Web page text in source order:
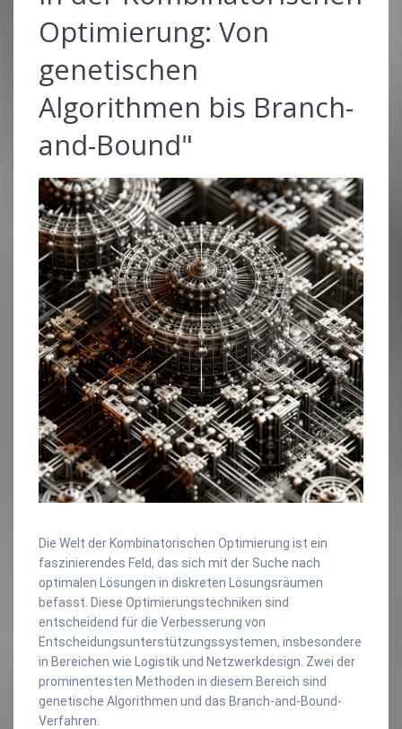
Optimierung: Von
genetischen
Algorithmen bis Branch-
and-Bound"
Die Welt der Kombinatorischen Optimierung ist ein
faszinierendes Feld, das sich mit der Suche nach
optimalen Lösungen in diskreten Lösungsräumen
befasst. Diese Optimierungstechniken sind
entscheidend für die Verbesserung von
Entscheidungsunterstützungssystemen, insbesondere
in Bereichen wie Logistik und Netzwerkdesign. Zwei der
prominentesten Methoden in diesem Bereich sind
genetische Algorithmen und das Branch-and-Bound-
Verfahren.